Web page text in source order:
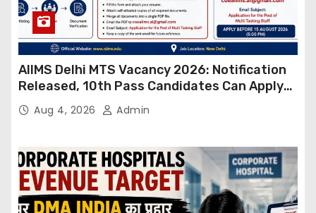
AIIMS Delhi MTS Vacancy 2026: Notification
Released, 10th Pass Candidates Can Apply
Through Email
Aug 4, 2026 Admin